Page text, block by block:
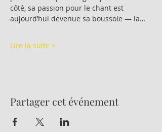
côté, sa passion pour le chant est
aujourd’hui devenue sa boussole — la…
Lire la suite >
Partager cet événement